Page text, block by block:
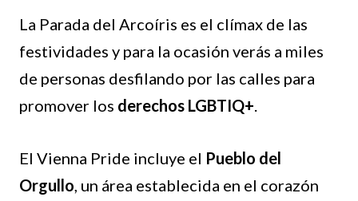
La Parada del Arcoíris es el clímax de las
festividades y para la ocasión verás a miles
de personas desfilando por las calles para
promover los derechos LGBTIQ+.
El Vienna Pride incluye el Pueblo del
Orgullo, un área establecida en el corazón